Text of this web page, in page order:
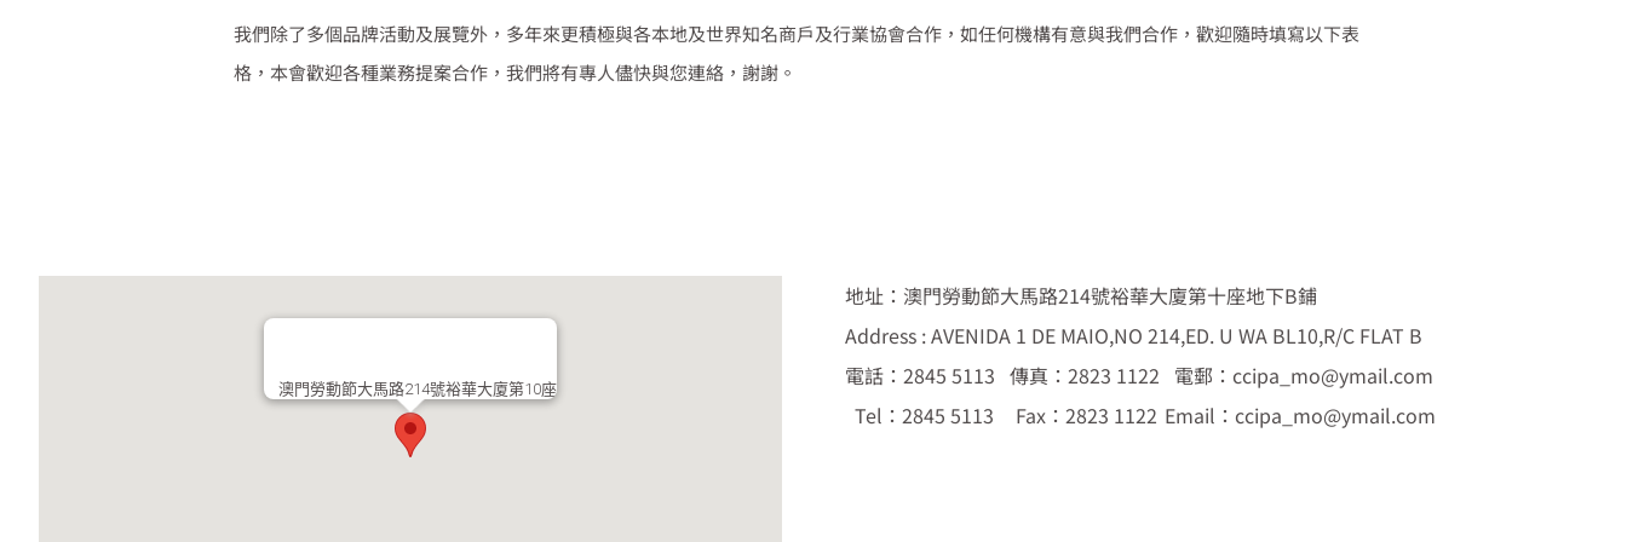
我們除了多個品牌活動及展覽外，多年來更積極與各本地及世界知名商戶及行業協會合作，如任何機構有意與我們合作，歡迎隨時填寫以下表
格，本會歡迎各種業務提案合作，我們將有專人儘快與您連絡，謝謝。
澳門勞動節大馬路214號裕華大廈第10座
地址：澳門勞動節大馬路214號裕華大廈第十座地下B鋪
Address : AVENIDA 1 DE MAIO,NO 214,ED. U WA BL10,R/C FLAT B
電話：2845 5113 傳真：2823 1122 電郵：ccipa_mo@ymail.com
Tel：2845 5113
Fax：2823 1122 Email：ccipa_mo@ymail.com